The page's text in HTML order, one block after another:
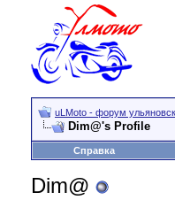
uLMoto - форум
Dim@'s Profile
Справка
Dim@